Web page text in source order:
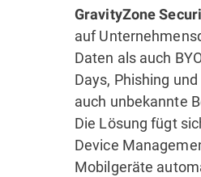
GravityZone
auf
Daten als auch
Days, Phishing
auch unbekannte
Die Lösung fügt
Device
Mobilgeräte